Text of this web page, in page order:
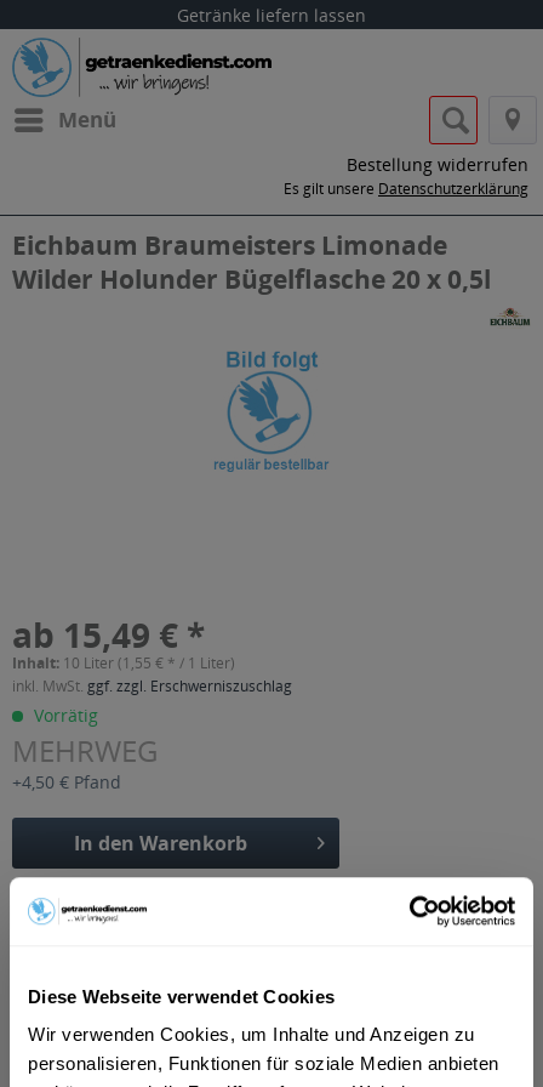
Diese Webseite verwendet Cookies
Wir verwenden Cookies, um Inhalte und Anzeigen zu
personalisieren, Funktionen für soziale Medien anbieten
Getränke liefern lassen
Menü
Bestellung widerrufen
Es gilt unsere Datenschutzerklärung
Eichbaum Braumeisters Limonade
Wilder Holunder Bügelflasche 20 x 0,5l
ab 15,49 € *
Inhalt: 10 Liter (1,55 € * / 1 Liter)
inkl. MwSt. ggf. zzgl. Erschwerniszuschlag
Vorrätig
MEHRWEG
+4,50 € Pfand
In den Warenkorb
Artikel-Nr.:
mehr
"Eichbaum Braumeisters Limonade Wilder